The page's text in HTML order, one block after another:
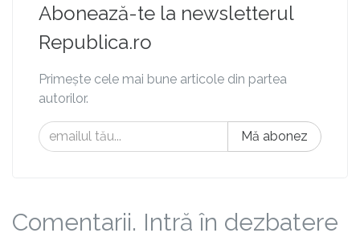
Abonează-te la newsletterul
Republica.ro
Primește cele mai bune articole din partea
autorilor.
Mă abonez
Comentarii. Intră în dezbatere